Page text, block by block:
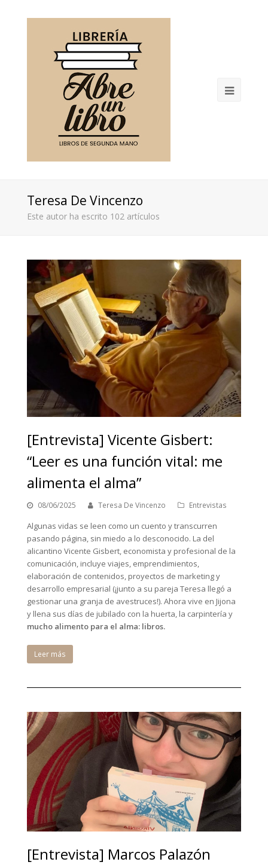
Open
Teresa De Vincenzo
Este autor ha escrito 102 artículos
[Entrevista] Vicente Gisbert:
“Leer es una función vital: me
alimenta el alma”
08/06/2025 Teresa De Vincenzo Entrevistas
Algunas vidas se leen como un cuento y transcurren
pasando página, sin miedo a lo desconocido. La del
alicantino Vicente Gisbert, economista y profesional de la
comunicación, incluye viajes, emprendimientos,
elaboración de contenidos, proyectos de marketing y
desarrollo empresarial (¡junto a su pareja Teresa llegó a
gestionar una granja de avestruces!). Ahora vive en Jijona
y llena sus días de jubilado con la huerta, la carpintería y
mucho alimento para el alma: libros.
Leer más
[Entrevista] Marcos Palazón